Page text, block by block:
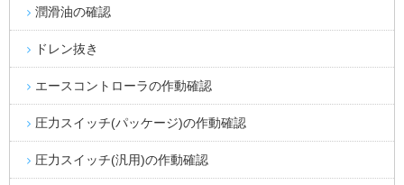
潤滑油の確認
ドレン抜き
エースコントローラの作動確認
圧力スイッチ(パッケージ)の作動確認
圧力スイッチ(汎用)の作動確認